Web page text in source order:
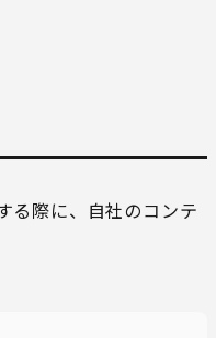
る際に、自社のコンテ